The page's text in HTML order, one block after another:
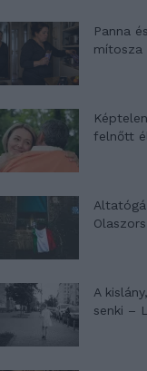
Panna
mítosza
felnőtt
A
senki –